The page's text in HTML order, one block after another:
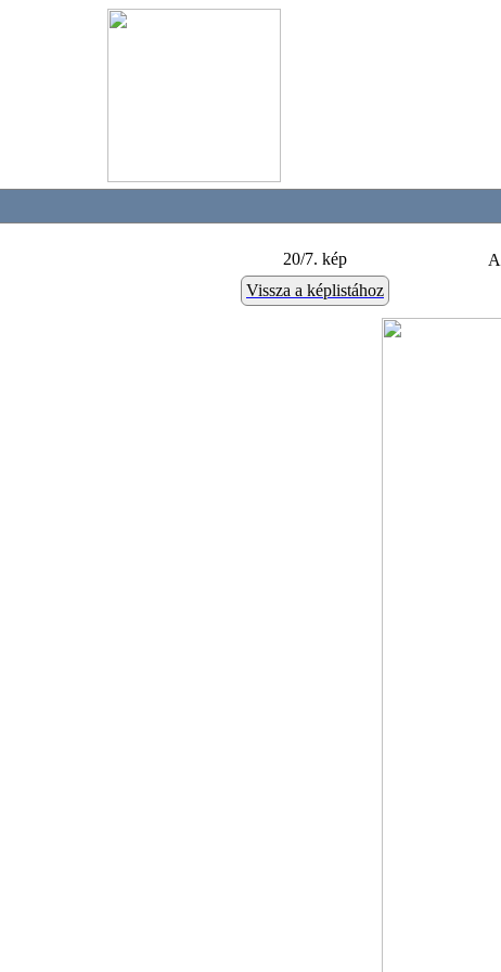
A
20/7. kép
Vissza a képlistához